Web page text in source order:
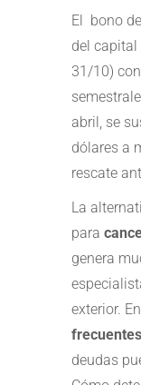
El bono
del
31/10)
abril, se
dólares a
rescate
La
para
genera
exterior.
frecuentes
deudas